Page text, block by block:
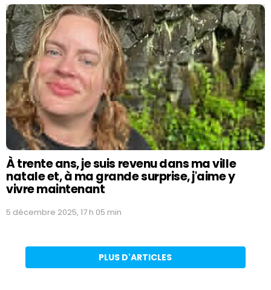
À trente ans, je suis revenu dans ma ville
natale et, à ma grande surprise, j'aime y
vivre maintenant
5 décembre 2025, 17 h 05 min
PLUS D'ARTICLES